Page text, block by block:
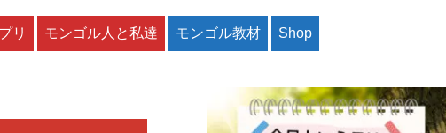
リ モンゴル人と私達 モンゴル教材 Shop